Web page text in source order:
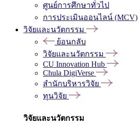
ศูนย์การศึกษาทั่วไป
การประเมินออนไลน์ (MCV)
วิจัยและนวัตกรรม
ย้อนกลับ
วิจัยและนวัตกรรม
CU Innovation Hub
Chula DigiVerse
สำนักบริหารวิจัย
ทุนวิจัย
วิจัยและนวัตกรรม